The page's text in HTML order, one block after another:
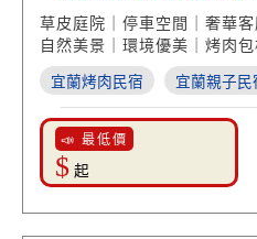
假別墅】
草皮庭院｜停車空間｜奢華
自然美景｜環境優美｜烤肉
宜蘭烤肉民宿 宜蘭親子民
📣 最低價
$ 起